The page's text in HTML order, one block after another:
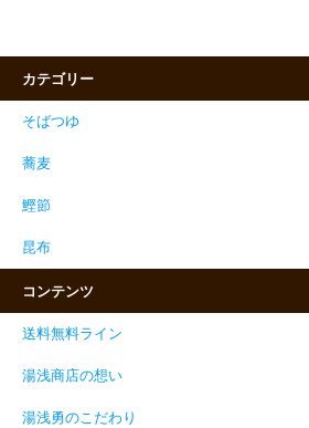
カテゴリー
そばつゆ
蕎麦
鰹節
昆布
コンテンツ
送料無料ライン
湯浅商店の想い
湯浅勇のこだわり